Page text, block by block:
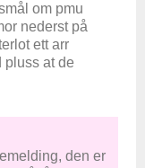
om pmu
nederst på
ett arr
pluss at de
den er